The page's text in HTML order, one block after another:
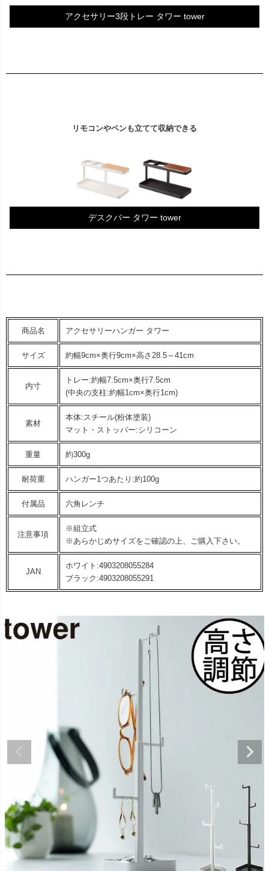
アクセサリー3段トレー タワー tower
リモコンやペンも立てて収納できる
デスクバー タワー tower
商品名 アクセサリーハンガー タワー
サイズ 約幅9cm×奥行9cm×高さ28.5～41cm
内寸
トレー:約幅7.5cm×奥行7.5cm
(中央の支柱:約幅1cm×奥行1cm)
素材
本体:スチール(粉体塗装)
マット・ストッパー:シリコーン
重量 約300g
耐荷重 ハンガー1つあたり:約100g
付属品 六角レンチ
注意事項
※組立式
※あらかじめサイズをご確認の上、ご購入下さい。
JAN
ホワイト:4903208055284
ブラック:4903208055291